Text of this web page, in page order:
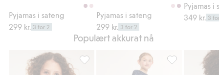
Pyjamas i sateng
299 kr. 3 for 2
Pyjamas i sateng
299 kr. 3 for 2
Pyjamas i
349 kr. 3
Populært akkurat nå
One shoulder-topp med volang, Legg til
Mønstret